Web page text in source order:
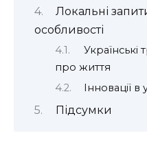
Локальні
особливості
Українські
про життя
Інновації
Підсумки